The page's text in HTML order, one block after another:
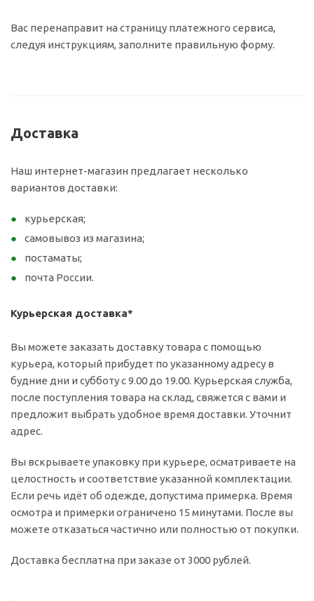
Вас перенаправит на страницу платежного сервиса,
следуя инструкциям, заполните правильную форму.
Доставка
Наш интернет-магазин предлагает несколько
вариантов доставки:
курьерская;
самовывоз из магазина;
постаматы;
почта России.
Курьерская доставка*
Вы можете заказать доставку товара с помощью
курьера, который прибудет по указанному адресу в
будние дни и субботу с 9.00 до 19.00. Курьерская служба,
после поступления товара на склад, свяжется с вами и
предложит выбрать удобное время доставки. Уточнит
адрес.
Вы вскрываете упаковку при курьере, осматриваете на
целостность и соответствие указанной комплектации.
Если речь идёт об одежде, допустима примерка. Время
осмотра и примерки ограничено 15 минутами. После вы
можете отказаться частично или полностью от покупки.
Доставка бесплатна при заказе от 3000 рублей.